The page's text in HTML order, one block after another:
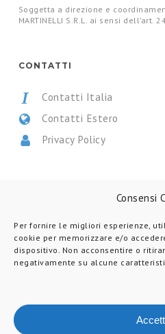
Consensi
Per fornire le migliori esperienze,
cookie per memorizzare e/o
dispositivo. Non acconsentire o
negativamente su alcune
Soggetta a direzione e
MARTINELLI S.R.L. ai sensi dell’art.
CONTATTI
Contatti Italia
Contatti Estero
Privacy Policy